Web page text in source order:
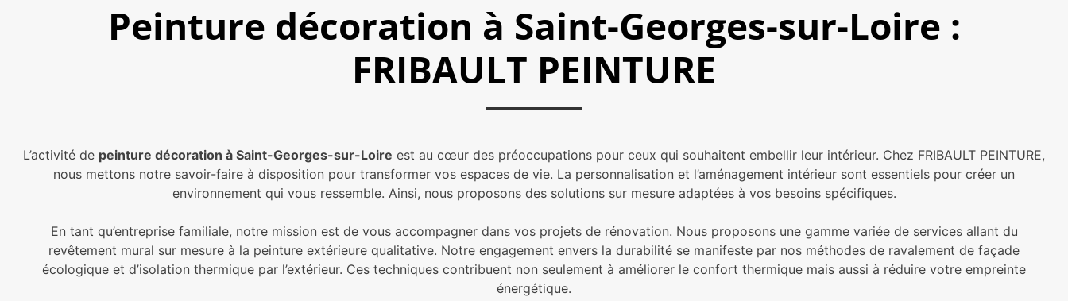
Peinture décoration à Saint-Georges-sur-Loire :
FRIBAULT PEINTURE
L’activité de peinture décoration à Saint-Georges-sur-Loire est au cœur des préoccupations pour ceux qui souhaitent embellir leur intérieur. Chez FRIBAULT PEINTURE,
nous mettons notre savoir-faire à disposition pour transformer vos espaces de vie. La personnalisation et l’aménagement intérieur sont essentiels pour créer un
environnement qui vous ressemble. Ainsi, nous proposons des solutions sur mesure adaptées à vos besoins spécifiques.
En tant qu’entreprise familiale, notre mission est de vous accompagner dans vos projets de rénovation. Nous proposons une gamme variée de services allant du
revêtement mural sur mesure à la peinture extérieure qualitative. Notre engagement envers la durabilité se manifeste par nos méthodes de ravalement de façade
écologique et d’isolation thermique par l’extérieur. Ces techniques contribuent non seulement à améliorer le confort thermique mais aussi à réduire votre empreinte
énergétique.